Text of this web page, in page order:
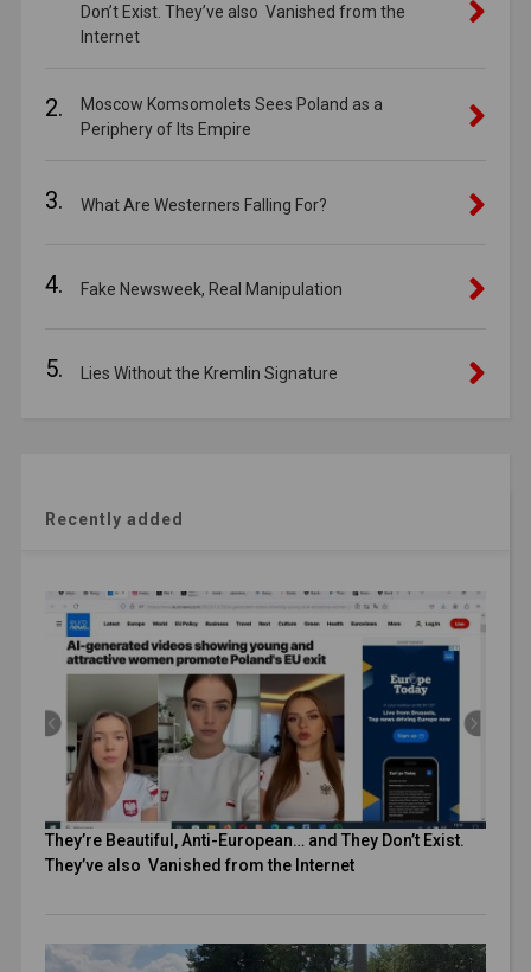
Don’t Exist. They’ve also Vanished from the
Internet
2.
Moscow Komsomolets Sees Poland as a
Periphery of Its Empire
3. What Are Westerners Falling For?
4. Fake Newsweek, Real Manipulation
5. Lies Without the Kremlin Signature
Recently added
They’re Beautiful, Anti-European… and They Don’t Exist.
They’ve also Vanished from the Internet